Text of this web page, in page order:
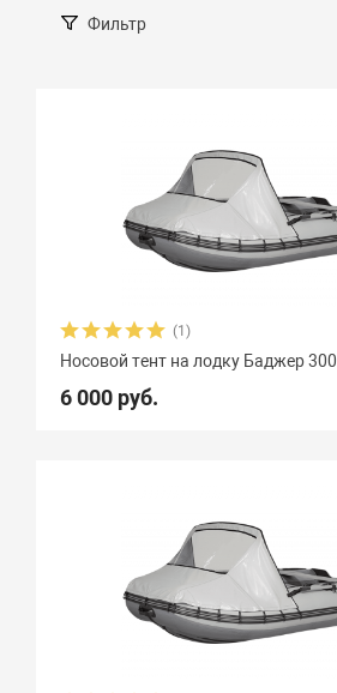
Фильтр
(1)
Носовой тент на лодку Баджер 300
6 000 руб.